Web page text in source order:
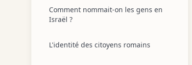
Comment nommait-on les gens en
Israël ?
L'identité des citoyens romains